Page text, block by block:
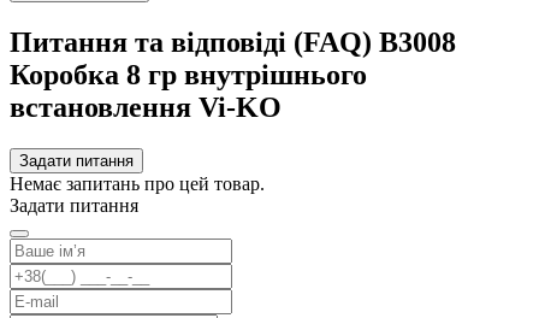
Питання та відповіді (FAQ) В3008
Коробка 8 гр внутрішнього
встановлення Vi-KO
Задати питання
Немає запитань про цей товар.
Задати питання